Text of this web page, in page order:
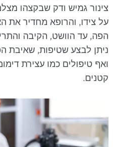
צינור גמיש ודק שבקצהו
על צידו, והרופא מחדיר את
הפה, עד הוושט, הקיבה
ניתן לבצע שטיפות, שאיבת
ואף טיפולים כמו עצירת
קטנים.